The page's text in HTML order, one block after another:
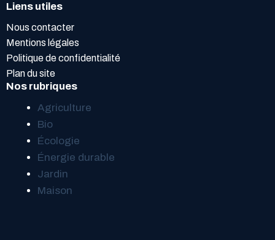
Liens utiles
Nous contacter
Mentions légales
Politique de confidentialité
Plan du site
Nos rubriques
Agriculture
Bio
Écologie
Énergie durable
Jardin
Maison